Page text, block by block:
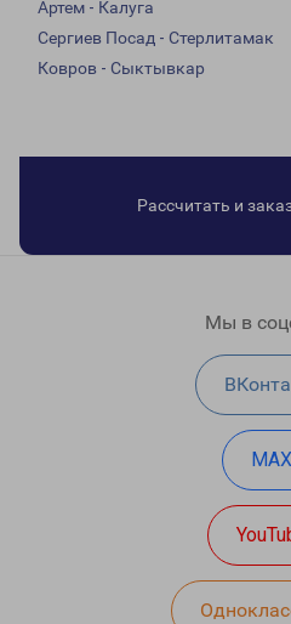
Артем - Калуга
Сергиев Посад - Стерлитамак
Ковров - Сыктывкар
Рассчитать и
Мы в
MAX